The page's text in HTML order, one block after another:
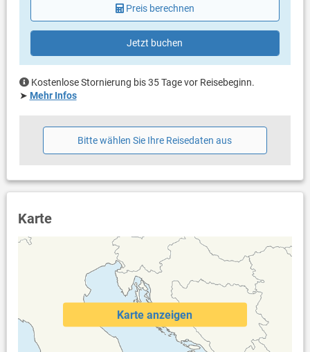
Preis berechnen
Jetzt buchen
Kostenlose Stornierung bis 35 Tage vor Reisebeginn.
➤ Mehr Infos
Bitte wählen Sie Ihre Reisedaten aus
Karte
Karte anzeigen